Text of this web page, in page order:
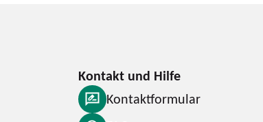
Kontaktformular